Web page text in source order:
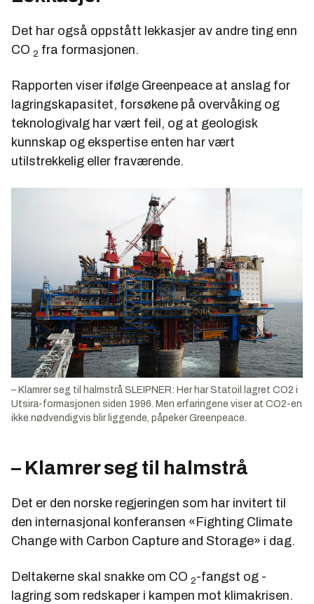
Det har også oppstått lekkasjer av andre ting enn
CO 2 fra formasjonen.
Rapporten viser ifølge Greenpeace at anslag for
lagringskapasitet, forsøkene på overvåking og
teknologivalg har vært feil, og at geologisk
kunnskap og ekspertise enten har vært
utilstrekkelig eller fraværende.
– Klamrer seg til halmstrå SLEIPNER: Her har Statoil lagret CO2 i
Utsira-formasjonen siden 1996. Men erfaringene viser at CO2-en
ikke nødvendigvis blir liggende, påpeker Greenpeace.
– Klamrer seg til halmstrå
Det er den norske regjeringen som har invitert til
den internasjonal konferansen «Fighting Climate
Change with Carbon Capture and Storage» i dag.
Deltakerne skal snakke om CO 2-fangst og -
lagring som redskaper i kampen mot klimakrisen.